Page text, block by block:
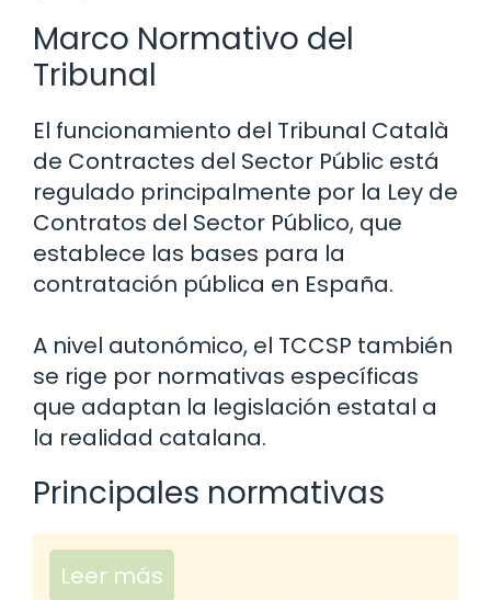
Marco Normativo del
Tribunal
El funcionamiento del Tribunal Català
de Contractes del Sector Públic está
regulado principalmente por la Ley de
Contratos del Sector Público, que
establece las bases para la
contratación pública en España.
A nivel autonómico, el TCCSP también
se rige por normativas específicas
que adaptan la legislación estatal a
la realidad catalana.
Principales normativas
Leer más